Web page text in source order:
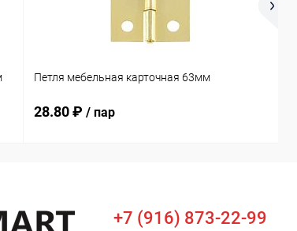
Петля мебельная карточная 63мм
28.80 ₽ / пар
+7 (916) 873-22-99